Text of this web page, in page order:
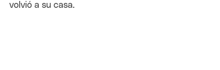
volvió a su casa.